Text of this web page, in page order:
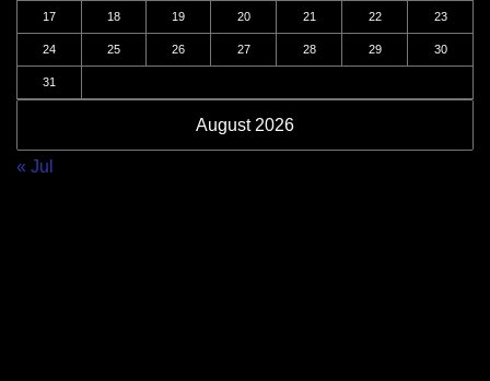
August 2026
17 18 19 20 21 22 23
24 25 26 27 28 29 30
31
« Jul